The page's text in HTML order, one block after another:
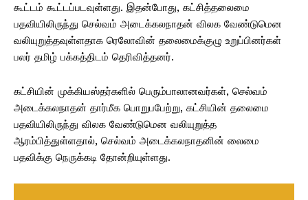
கூட்டம் கூட்டப்படவுள்ளது. இதன்போது, கட்சித்தலைமை
பதவியிலிருந்து செல்வம் அடைக்கலநாதன் விலக வேண்டுமென
வலியுறுத்தவுள்ளதாக ரெலோவின் தலைமைக்குழு உறுப்பினர்கள்
பலர் தமிழ் பக்கத்திடம் தெரிவித்தனர்.
கட்சியின் முக்கியஸ்தர்களில் பெரும்பாலானவர்கள், செல்வம்
அடைக்கலநாதன் தார்மீக பொறுபபேற்று, கட்சியின் தலைமை
பதவியிலிருந்து விலக வேண்டுமென வலியுறுத்த
ஆரம்பித்துள்ளதால், செல்வம் அடைக்கலநாதனின் லைமை
பதவிக்கு நெருக்கடி தோன்றியுள்ளது.